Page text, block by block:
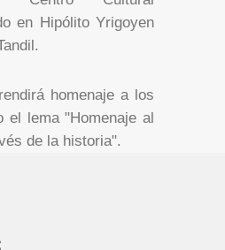
en Hipólito Yrigoyen
el lema "Homenaje al
de la historia".